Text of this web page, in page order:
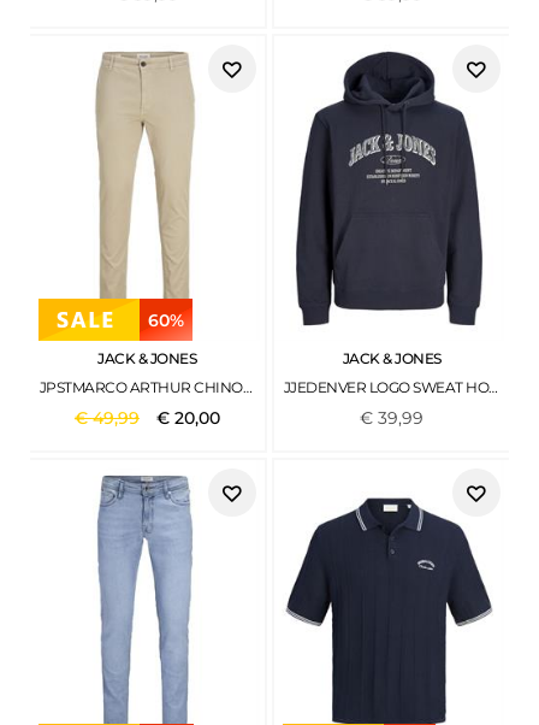
60%
JACK & JONES
JPSTMARCO ARTHUR CHINO SN CROCKERY
€49,99 € 20,00
JACK & JONES
JJEDENVER LOGO SWEAT HOOD SN NAVY BLAZER
€39,99